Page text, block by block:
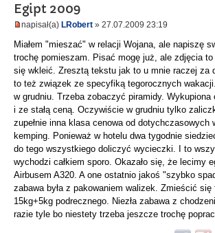
Egipt 2009
napisał(a) LRobert » 27.07.2009 23:19
Miałem "mieszać" w relacji Wojana, ale napiszę
trochę pomieszam. Pisać mogę już, ale zdjęcia
się wkleić. Zresztą tekstu jak to u mnie raczej za
to też związek ze specyfiką tegorocznych
w grudniu. Trzeba zobaczyć piramidy.
i ze stałą ceną. Oczywiście w grudniu tylko
zupełnie inna klasa cenowa od dotychczasowych
kemping. Ponieważ w hotelu dwa tygodnie
do tego wszystkiego doliczyć wycieczki. I to
wychodzi całkiem sporo. Okazało się, że lecimy
Airbusem A320. A one ostatnio jakoś "szybko
zabawa była z pakowaniem walizek. Zmieścić się
15kg+5kg podrecznego. Niezła zabawa z
razie tyle bo niestety trzeba jeszcze trochę